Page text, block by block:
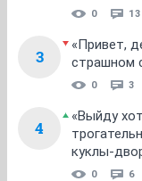
0 13
3
«Привет,
страшном
0 3
4
«Выйду
куклы-
0 6